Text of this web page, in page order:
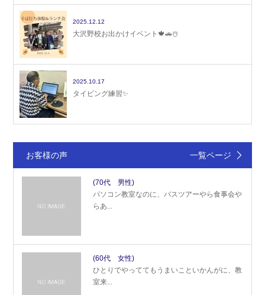
2025.12.12
大沢野校お出かけイベント🍁🚗☃️
2025.10.17
タイピング練習✨
お客様の声 一覧ページ
(70代 男性)
パソコン教室なのに、バスツアーやら食事会や
らあ...
(60代 女性)
ひとりでやっててもうまいこといかんがに、教
室来...